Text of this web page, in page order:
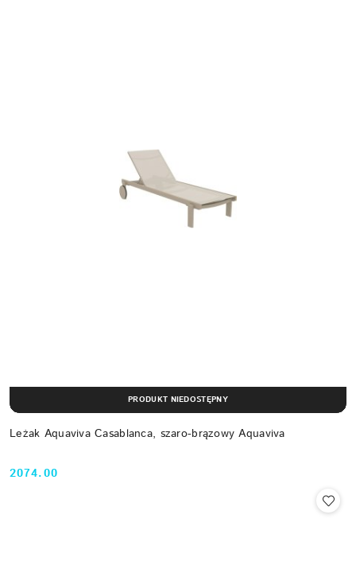
Leżak Aquaviva Casablanca, szaro-brązowy Aquaviva
Cena:
2074.00
PRODUKT NIEDOSTĘPNY